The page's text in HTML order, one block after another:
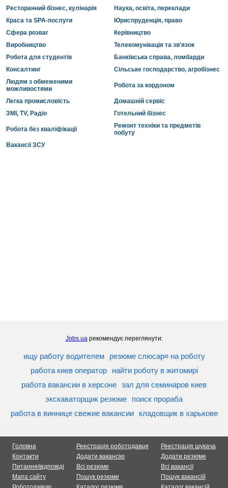
Ресторанний бізнес, кулінарія
Наука, освіта, переклади
Краса та SPA-послуги
Юриспруденція, право
Сфера розваг
Керівництво
Виробництво
Телекомунікація та зв'язок
Робота для студентів
Банківська справа, ломбарди
Консалтинг
Сільське господарство, агробізнес
Людям з обмеженими
можливостями
Робота за кордоном
Легка промисловість
Домашній сервіс
ЗМІ, TV, Радіо
Готельний бізнес
Робота без кваліфікації
Ремонт техніки та предметів
побуту
Вакансії ЗСУ
Jobs.uaрекомендує переглянути:
ищу работу водителем
резюме слюсар¤ на роботу
работа киев оператор
найти роботу в житомирі
работа вакансии в херсоне зал для семинаров киев
экскаваторщик резюме
поиск прораба
работа в виннице свежие вакансии
кладовщик в харькове
Головна
Контакти
Питання/відповіді
Мапа сайту
Реестрація роботодавця
Додати вакансію
Всі резюме
Пошук резюме
Реестрація шукача
Додати резюме
Всі вакансії
Пошук вакансій